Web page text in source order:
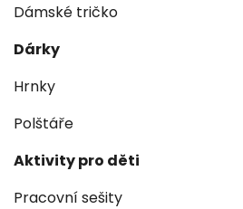
Dámské tričko
Dárky
Hrnky
Polštáře
Aktivity pro děti
Pracovní sešity